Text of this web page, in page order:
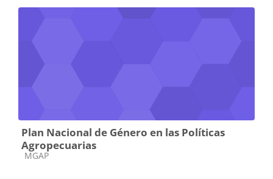
Plan Nacional de Género en las Políticas
Agropecuarias
Categoría de cursos
MGAP